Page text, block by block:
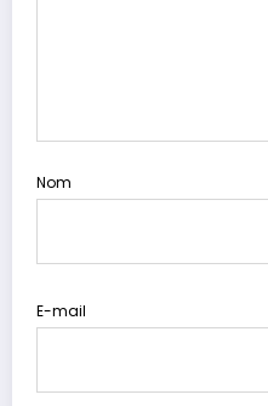
Nom
E-mail